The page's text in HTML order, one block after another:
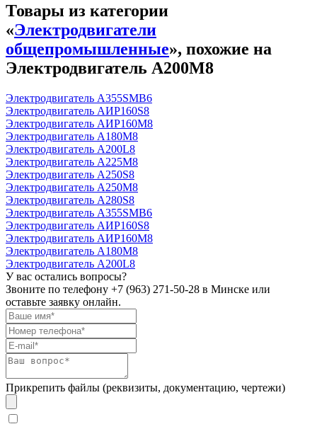
Товары из категории
«Электродвигатели
общепромышленные», похожие на
Электродвигатель А200М8
Электродвигатель А355SМВ6
Электродвигатель АИР160S8
Электродвигатель АИР160М8
Электродвигатель А180М8
Электродвигатель А200L8
Электродвигатель А225М8
Электродвигатель А250S8
Электродвигатель А250М8
Электродвигатель А280S8
Электродвигатель А355SМВ6
Электродвигатель АИР160S8
Электродвигатель АИР160М8
Электродвигатель А180М8
Электродвигатель А200L8
У вас остались вопросы?
Звоните по телефону +7 (963) 271-50-28 в Минске или
оставьте заявку онлайн.
Прикрепить файлы (реквизиты, документацию, чертежи)